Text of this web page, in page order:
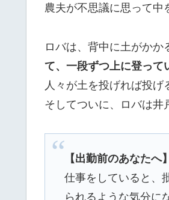
農夫が不思議に思って中
ロバは、背中に土がかか
て、一段ずつ上に登って
人々が土を投げれば投げ
そしてついに、ロバは井
【出勤前のあなたへ】
仕事をしていると、
られるような気分に